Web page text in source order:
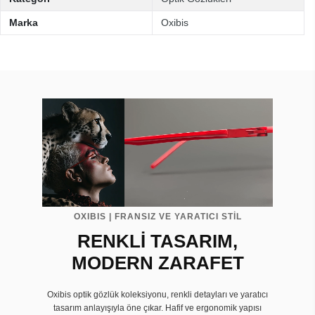
Marka Oxibis
OXIBIS | FRANSIZ VE YARATICI STİL
RENKLİ TASARIM,
MODERN ZARAFET
Oxibis optik gözlük koleksiyonu, renkli detayları ve yaratıcı
tasarım anlayışıyla öne çıkar. Hafif ve ergonomik yapısı